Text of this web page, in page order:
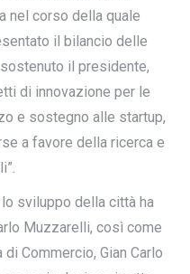
nel corso della quale
il bilancio delle
il presidente,
di innovazione per le
e sostegno alle startup,
a favore della ricerca e
sviluppo della città ha
Muzzarelli, così come
Commercio, Gian Carlo